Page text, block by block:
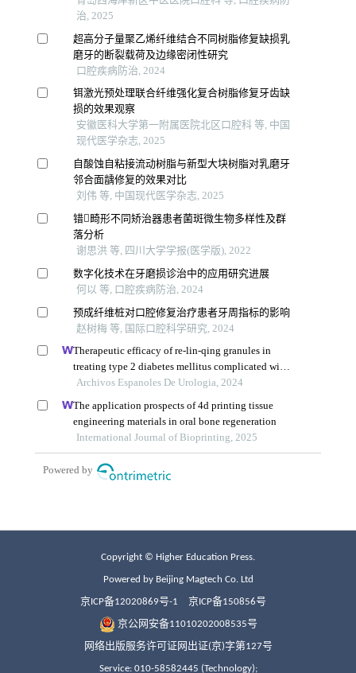
Copyright © Higher Education Press.
Powered by Beijing Magtech Co. Ltd
京ICP备12020869号-1 京ICP备150856号
京公网安备11010202008535号
网络出版服务许可证网出证(京)字第127号
Service: 010-58582445 (Technology);